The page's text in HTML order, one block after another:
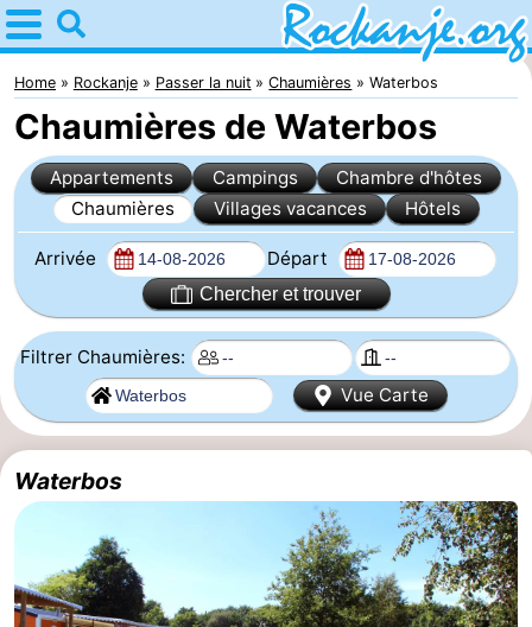
Home
Rockanje
Astuces
Avec
les
enfants
Passer
la
nuit
Appartements
Campings
Chambre
d'hôtes
Chaumières
-
Helius
Poort
-
Home Rockanje Passer la nuit Chaumières Waterbos
Chaumières de Waterbos
Appartements Campings
Chambre d'hôtes
Chaumières
Villages vacances Hôtels
Arrivée Départ
Chercher et trouver
Filtrer Chaumières:
Vue Carte
Waterbos